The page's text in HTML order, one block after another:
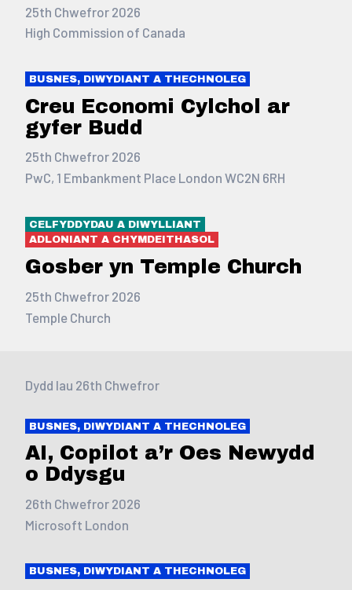
25th Chwefror 2026
High Commission of Canada
BUSNES, DIWYDIANT A THECHNOLEG
Creu Economi Cylchol ar
gyfer Budd
25th Chwefror 2026
PwC, 1 Embankment Place London WC2N 6RH
CELFYDDYDAU A DIWYLLIANT
ADLONIANT A CHYMDEITHASOL
Gosber yn Temple Church
25th Chwefror 2026
Temple Church
Dydd Iau 26th Chwefror
BUSNES, DIWYDIANT A THECHNOLEG
AI, Copilot a’r Oes Newydd
o Ddysgu
26th Chwefror 2026
Microsoft London
BUSNES, DIWYDIANT A THECHNOLEG